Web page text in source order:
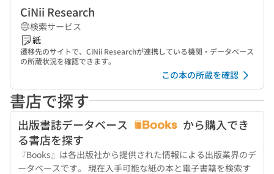
CiNii Research
検索サービス
紙
遷移先のサイトで、CiNii Researchが連携している機関・データベース
の所蔵状況を確認できます。
この本の所蔵を確認
書店で探す
出版書誌データベース
から購入でき
る書店を探す
『Books』は各出版社から提供された情報による出版業界のデ
ータベースです。 現在入手可能な紙の本と電子書籍を検索す